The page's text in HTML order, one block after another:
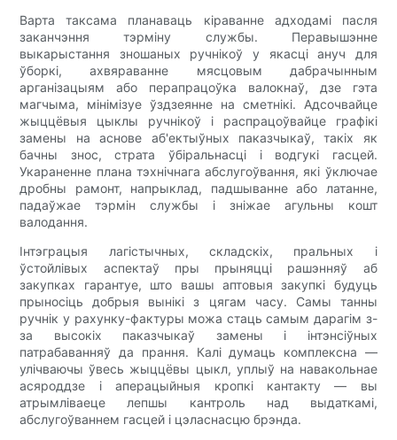
Варта таксама планаваць кіраванне адходамі пасля
заканчэння тэрміну службы. Перавышэнне
выкарыстання зношаных ручнікоў у якасці ануч для
ўборкі, ахвяраванне мясцовым дабрачынным
арганізацыям або перапрацоўка валокнаў, дзе гэта
магчыма, мінімізуе ўздзеянне на сметнікі. Адсочвайце
жыццёвыя цыклы ручнікоў і распрацоўвайце графікі
замены на аснове аб'ектыўных паказчыкаў, такіх як
бачны знос, страта ўбіральнасці і водгукі гасцей.
Укараненне плана тэхнічнага абслугоўвання, які ўключае
дробны рамонт, напрыклад, падшыванне або латанне,
падаўжае тэрмін службы і зніжае агульны кошт
валодання.
Інтэграцыя лагістычных, складскіх, пральных і
ўстойлівых аспектаў пры прыняцці рашэнняў аб
закупках гарантуе, што вашы аптовыя закупкі будуць
прыносіць добрыя вынікі з цягам часу. Самы танны
ручнік у рахунку-фактуры можа стаць самым дарагім з-
за высокіх паказчыкаў замены і інтэнсіўных
патрабаванняў да прання. Калі думаць комплексна —
улічваючы ўвесь жыццёвы цыкл, уплыў на навакольнае
асяроддзе і аперацыйныя кропкі кантакту — вы
атрымліваеце лепшы кантроль над выдаткамі,
абслугоўваннем гасцей і цэласнасцю брэнда.